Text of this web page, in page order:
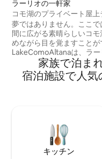
ラーリオの一軒家
コモ湖のプライベート屋上
ージ・クルーニーのラグリ
夢ではありません。ここ
間に広がる素晴らしいコ
めながら目を覚ますことが
LakeComoAltanaは、ラー
の景色が楽しめるユニー
史を誇る宿泊施設です。
ーニーの象徴的な家であ
ンテリア、モダンな快適さ
す。湖畔の散歩道や素晴ら
ンからも徒歩圏内です。 コ
な、象徴的な滞在を求める
家⁠族⁠で泊⁠ま⁠
宿⁠泊⁠施⁠設⁠で人⁠
キッチン